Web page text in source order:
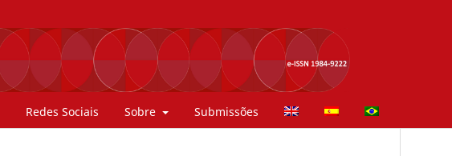
Redes Sociais Sobre Submissões